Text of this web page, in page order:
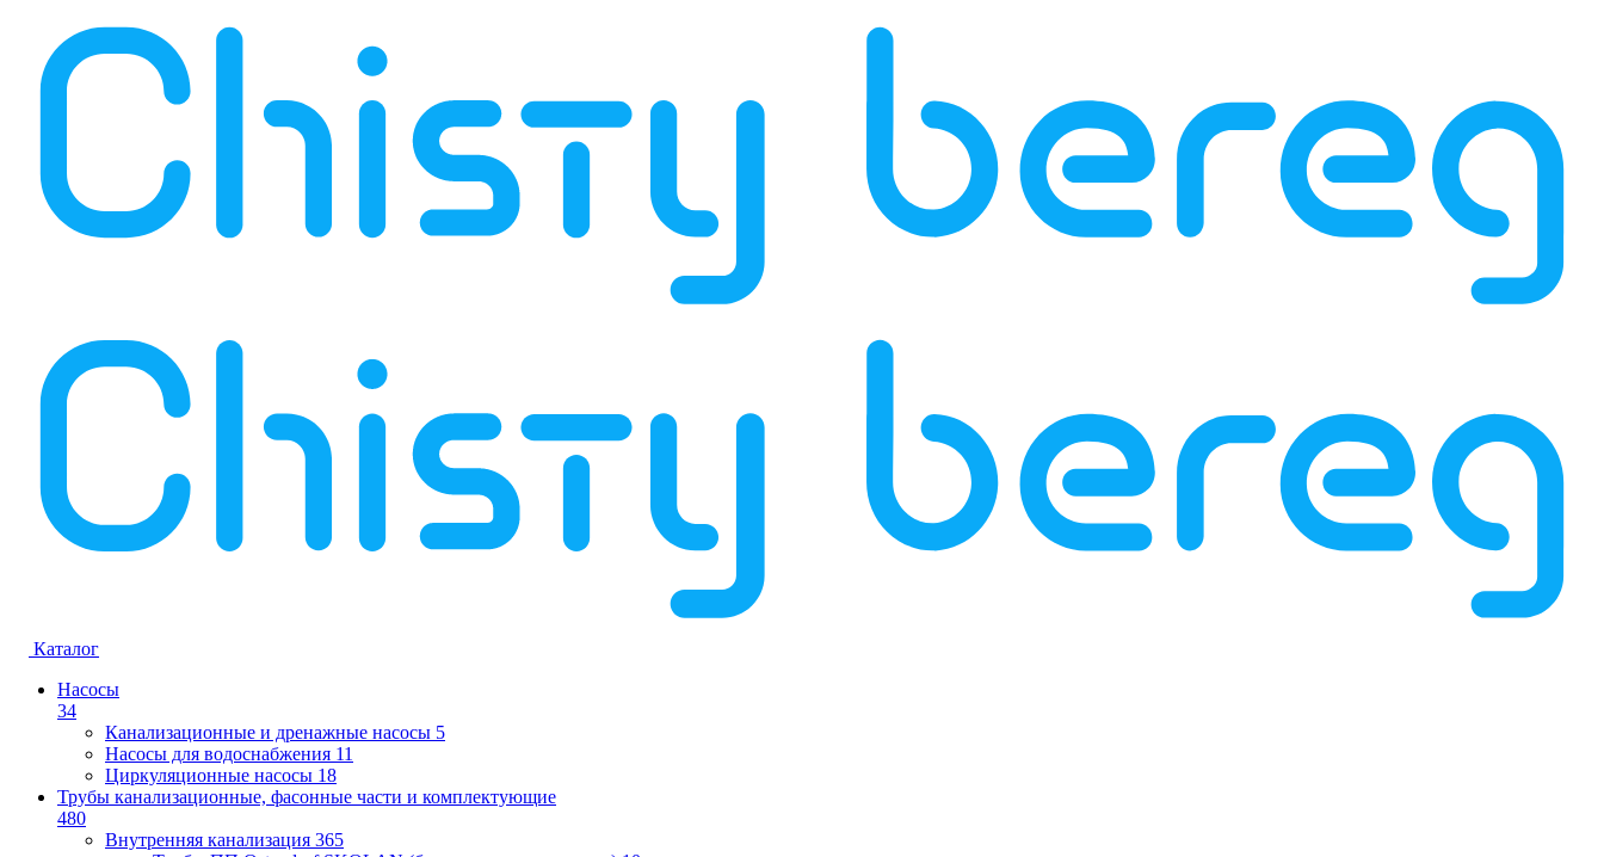
Каталог
Насосы
34
Канализационные и дренажные насосы 5
Насосы для водоснабжения 11
Циркуляционные насосы 18
Трубы канализационные, фасонные части и комплектующие
480
Внутренняя канализация 365